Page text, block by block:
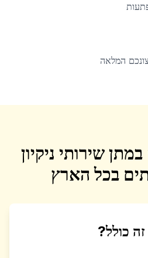
המלאה
שירותי ניקיון
בכל הארץ
כולל?